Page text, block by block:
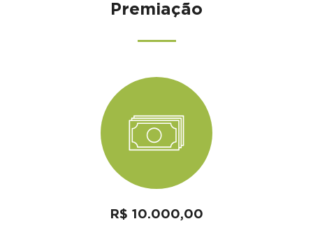
Premiação
R$ 10.000,00